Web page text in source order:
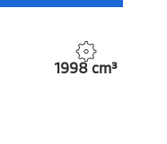
1998 cm³